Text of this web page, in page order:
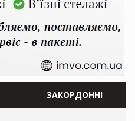
ЗАКОРДОННІ